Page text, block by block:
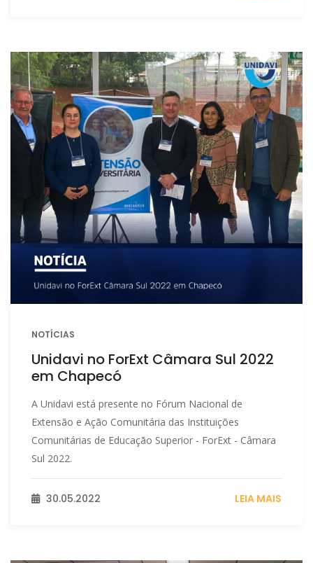
NOTÍCIAS
Unidavi no ForExt Câmara Sul 2022
em Chapecó
A Unidavi está presente no Fórum Nacional de
Extensão e Ação Comunitária das Instituições
Comunitárias de Educação Superior - ForExt - Câmara
Sul 2022.
30.05.2022 LEIA MAIS